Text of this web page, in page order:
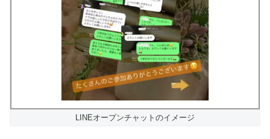
LINEオープンチャットのイメージ